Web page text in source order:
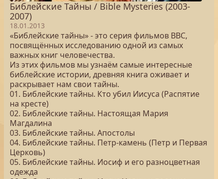
Библейские Тайны / Bible Mysteries (2003-
2007)
18.01.2013
«Библейские тайны» - это серия фильмов BBC,
посвящённых исследованию одной из самых
важных книг человечества.
Из этих фильмов мы узнаём самые интересные
библейские истории, древняя книга оживает и
раскрывает нам свои тайны.
01. Библейские тайны. Кто убил Иисуса (Распятие
на кресте)
02. Библейские тайны. Настоящая Мария
Магдалина
03. Библейские тайны. Апостолы
04. Библейские тайны. Петр-камень (Петр и Первая
Церковь)
05. Библейские тайны. Иосиф и его разноцветная
одежда